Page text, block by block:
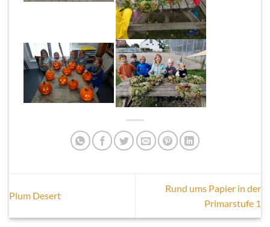
Plum Desert
Rund ums Papier in der
Primarstufe 1